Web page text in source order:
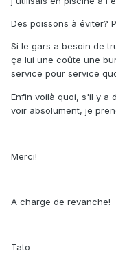
Des poissons à éviter?
Si le gars a besoin de
ça lui une coûte une
service pour service
Enfin voilà quoi, s'il y a
voir absolument, je
Merci!
A charge de revanche!
Tato